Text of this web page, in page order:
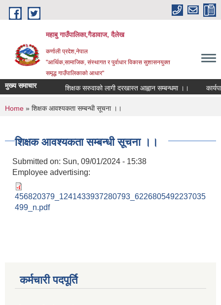
Skip to main content
महाबु गाउँपालिका,गैडावाज, दैलेख
कर्णाली प्रदेश,नेपाल
"आर्थिक,सामाजिक, संस्थागत र पुर्वाधार विकास सुशासनयुक्त
समृद्ध गाउँपालिकाकाे आधार"
मुख्य समाचार शिक्षक सरुवाको लागी दरखास्त आह्वान सम्बन्धमा ।।
You are here
Home » शिक्षक आवश्यकता सम्बन्धी सूचना ।।
शिक्षक आवश्यकता सम्बन्धी सूचना ।।
Submitted on: Sun, 09/01/2024 - 15:38
Employee advertising:
456820379_1241433937280793_6226805492237035
499_n.pdf
कर्मचारी पदपूर्ति